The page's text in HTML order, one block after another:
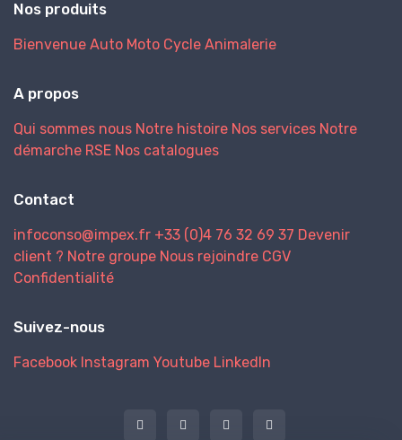
Nos produits
Bienvenue Auto Moto Cycle Animalerie
A propos
Qui sommes nous Notre histoire Nos services Notre
démarche RSE Nos catalogues
Contact
infoconso@impex.fr +33 (0)4 76 32 69 37 Devenir
client ? Notre groupe Nous rejoindre CGV
Confidentialité
Suivez-nous
Facebook Instagram Youtube LinkedIn